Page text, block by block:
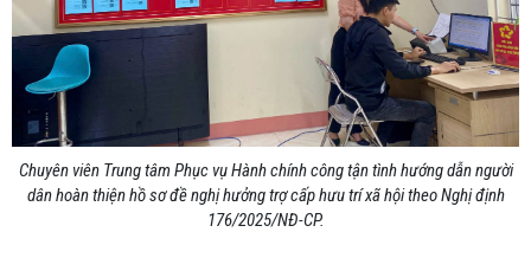
Chuyên viên Trung tâm Phục vụ Hành chính công tận tình hướng dẫn người
dân hoàn thiện hồ sơ đề nghị hưởng trợ cấp hưu trí xã hội theo Nghị định
176/2025/NĐ-CP.